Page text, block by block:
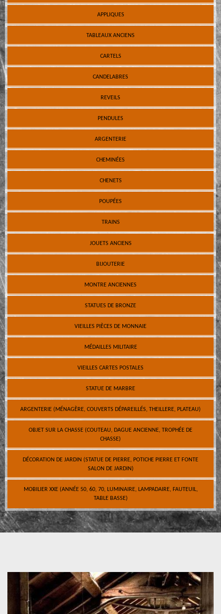
APPLIQUES
TABLEAUX ANCIENS
CARTELS
CANDELABRES
REVEILS
PENDULES
ARGENTERIE
CHEMINÉES
CHENETS
POUPÉES
TRAINS
JOUETS ANCIENS
BIJOUTERIE
MONTRE ANCIENNES
STATUES DE BRONZE
VIEILLES PIÈCES DE MONNAIE
MÉDAILLES MILITAIRE
VIEILLES CARTES POSTALES
STATUE DE MARBRE
ARGENTERIE (MÉNAGÈRE, COUVERTS DÉPAREILLÉS, THEILLERE, PLATEAU)
OBJET SUR LA CHASSE (COUTEAU, DAGUE ANCIENNE, TROPHÉE DE
CHASSE)
DÉCORATION DE JARDIN (STATUE DE PIERRE, POTICHE PIERRE ET FONTE
SALON DE JARDIN)
MOBILIER XXE (ANNÉE 50, 60, 70, LUMINAIRE, LAMPADAIRE, FAUTEUIL,
TABLE BASSE)